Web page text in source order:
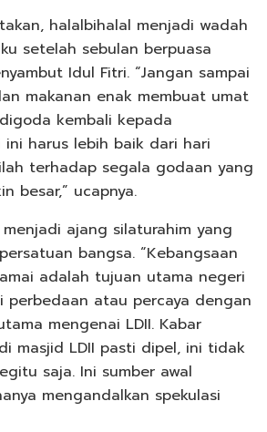
halalbihalal menjadi wadah
setelah sebulan berpuasa
Idul Fitri. “Jangan sampai
makanan enak membuat umat
kembali kepada
ini harus lebih baik dari hari
terhadap segala godaan yang
besar,” ucapnya.
ajang silaturahim yang
bangsa. “Kebangsaan
adalah tujuan utama negeri
perbedaan atau percaya dengan
mengenai LDII. Kabar
masjid LDII pasti dipel, ini tidak
saja. Ini sumber awal
mengandalkan spekulasi